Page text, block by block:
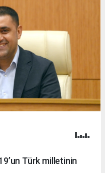
Türk milletinin